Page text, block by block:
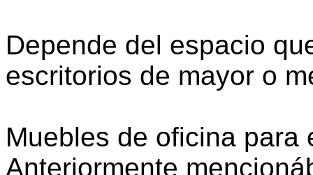
Depende del espacio
escritorios de mayor o
Muebles de oficina para
Anteriormente